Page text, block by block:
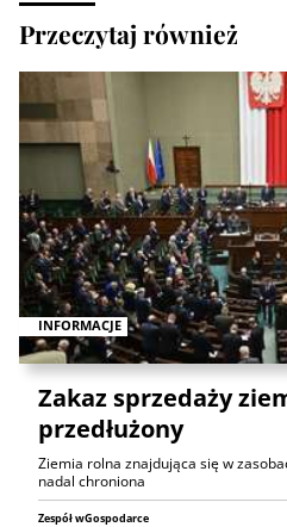
Przeczytaj również
INFORMACJE
Zakaz sprzedaży
przedłużony
Ziemia rolna znajdująca się w
nadal chroniona
Zespół wGospodarce